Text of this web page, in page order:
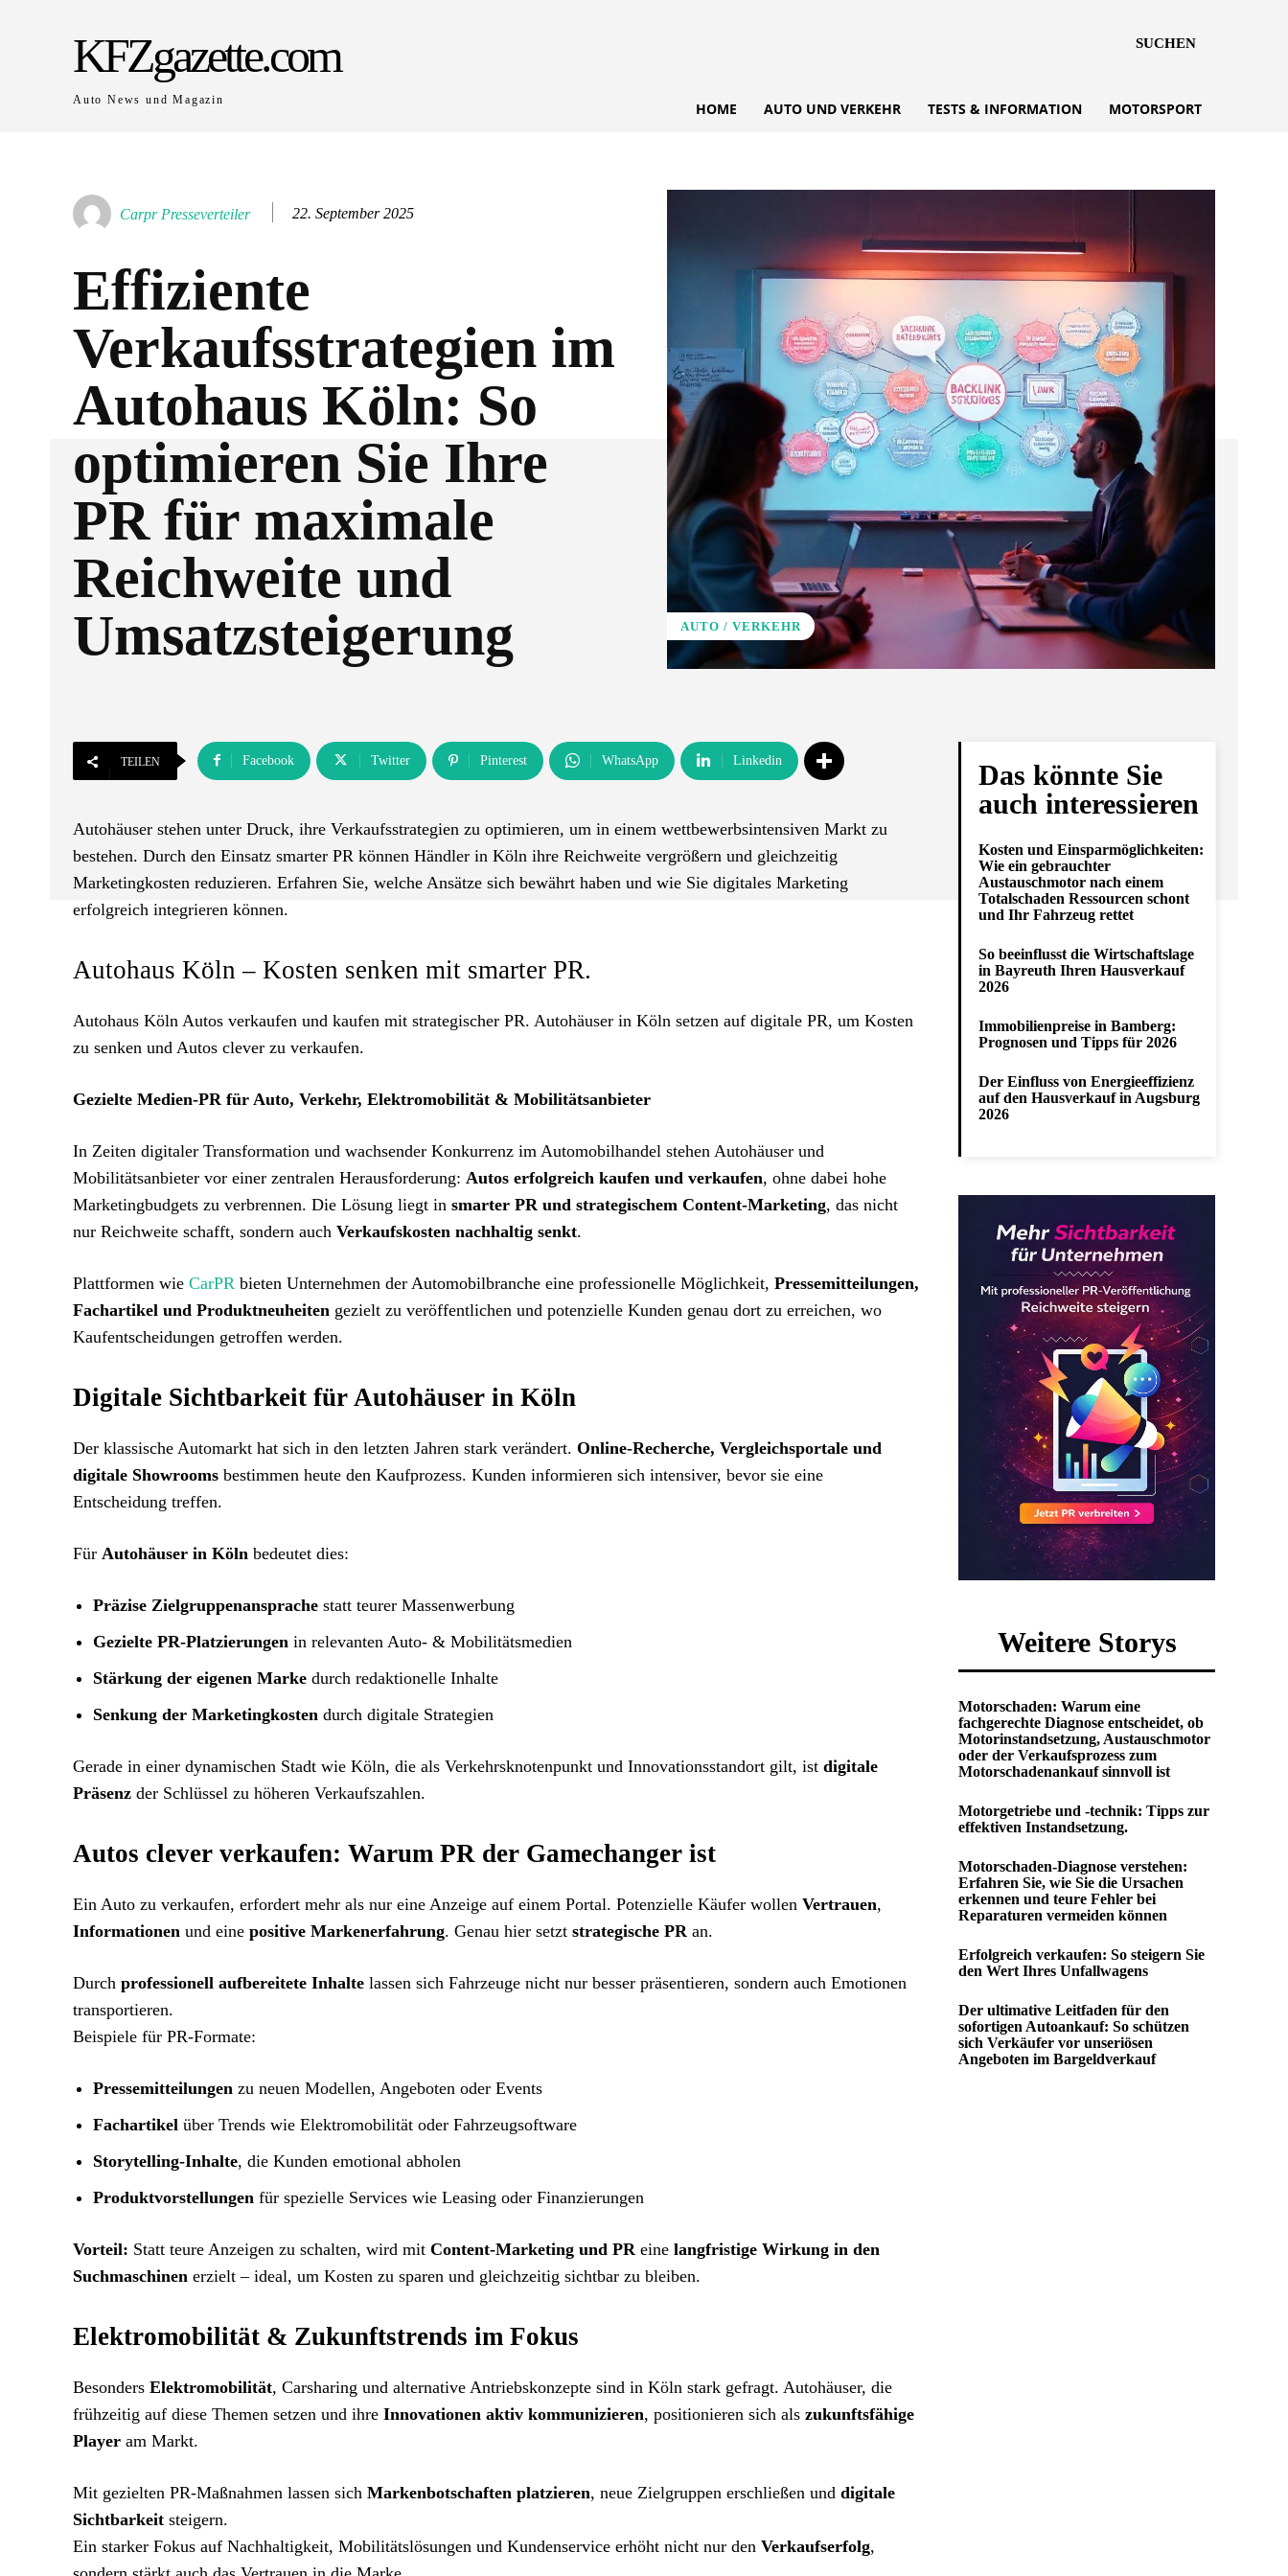
KFZgazette.com
Auto News und Magazin
SUCHEN
HOME AUTO UND VERKEHR TESTS & INFORMATION MOTORSPORT
Carpr Presseverteiler 22. September 2025
Effiziente
Verkaufsstrategien im
Autohaus Köln: So
optimieren Sie Ihre
PR für maximale
Reichweite und
Umsatzsteigerung
AUTO / VERKEHR
TEILEN Facebook Twitter Pinterest WhatsApp Linkedin
Autohäuser stehen unter Druck, ihre Verkaufsstrategien zu optimieren, um in einem wettbewerbsintensiven Markt zu
bestehen. Durch den Einsatz smarter PR können Händler in Köln ihre Reichweite vergrößern und gleichzeitig
Marketingkosten reduzieren. Erfahren Sie, welche Ansätze sich bewährt haben und wie Sie digitales Marketing
erfolgreich integrieren können.
Autohaus Köln – Kosten senken mit smarter PR.
Autohaus Köln Autos verkaufen und kaufen mit strategischer PR. Autohäuser in Köln setzen auf digitale PR, um Kosten
zu senken und Autos clever zu verkaufen.
Gezielte Medien-PR für Auto, Verkehr, Elektromobilität & Mobilitätsanbieter
In Zeiten digitaler Transformation und wachsender Konkurrenz im Automobilhandel stehen Autohäuser und
Mobilitätsanbieter vor einer zentralen Herausforderung: Autos erfolgreich kaufen und verkaufen, ohne dabei hohe
Marketingbudgets zu verbrennen. Die Lösung liegt in smarter PR und strategischem Content-Marketing, das nicht
nur Reichweite schafft, sondern auch Verkaufskosten nachhaltig senkt.
Plattformen wie CarPR bieten Unternehmen der Automobilbranche eine professionelle Möglichkeit, Pressemitteilungen,
Fachartikel und Produktneuheiten gezielt zu veröffentlichen und potenzielle Kunden genau dort zu erreichen, wo
Kaufentscheidungen getroffen werden.
Digitale Sichtbarkeit für Autohäuser in Köln
Der klassische Automarkt hat sich in den letzten Jahren stark verändert. Online-Recherche, Vergleichsportale und
digitale Showrooms bestimmen heute den Kaufprozess. Kunden informieren sich intensiver, bevor sie eine
Entscheidung treffen.
Für Autohäuser in Köln bedeutet dies:
Präzise Zielgruppenansprache statt teurer Massenwerbung
Gezielte PR-Platzierungen in relevanten Auto- & Mobilitätsmedien
Stärkung der eigenen Marke durch redaktionelle Inhalte
Senkung der Marketingkosten durch digitale Strategien
Gerade in einer dynamischen Stadt wie Köln, die als Verkehrsknotenpunkt und Innovationsstandort gilt, ist digitale
Präsenz der Schlüssel zu höheren Verkaufszahlen.
Autos clever verkaufen: Warum PR der Gamechanger ist
Ein Auto zu verkaufen, erfordert mehr als nur eine Anzeige auf einem Portal. Potenzielle Käufer wollen Vertrauen,
Informationen und eine positive Markenerfahrung. Genau hier setzt strategische PRan.
Durch professionell aufbereitete Inhalte lassen sich Fahrzeuge nicht nur besser präsentieren, sondern auch Emotionen
transportieren.
Beispiele für PR-Formate:
Pressemitteilungen zu neuen Modellen, Angeboten oder Events
Fachartikel über Trends wie Elektromobilität oder Fahrzeugsoftware
Storytelling-Inhalte, die Kunden emotional abholen
Produktvorstellungen für spezielle Services wie Leasing oder Finanzierungen
Vorteil: Statt teure Anzeigen zu schalten, wird mit Content-Marketing und PReine langfristige Wirkung in den
Suchmaschinen erzielt – ideal, um Kosten zu sparen und gleichzeitig sichtbar zu bleiben.
Elektromobilität & Zukunftstrends im Fokus
Besonders Elektromobilität, Carsharing und alternative Antriebskonzepte sind in Köln stark gefragt. Autohäuser, die
frühzeitig auf diese Themen setzen und ihre Innovationen aktiv kommunizieren, positionieren sich als zukunftsfähige
Player am Markt.
Mit gezielten PR-Maßnahmen lassen sich Markenbotschaften platzieren, neue Zielgruppen erschließen und digitale
Sichtbarkeit steigern.
Ein starker Fokus auf Nachhaltigkeit, Mobilitätslösungen und Kundenservice erhöht nicht nur den Verkaufserfolg,
Das könnte Sie
auch interessieren
Kosten und Einsparmöglichkeiten:
Wie ein gebrauchter
Austauschmotor nach einem
Totalschaden Ressourcen schont
und Ihr Fahrzeug rettet
So beeinflusst die Wirtschaftslage
in Bayreuth Ihren Hausverkauf
2026
Immobilienpreise in Bamberg:
Prognosen und Tipps für 2026
Der Einfluss von Energieeffizienz
auf den Hausverkauf in Augsburg
2026
Weitere Storys
Motorschaden: Warum eine
fachgerechte Diagnose entscheidet, ob
Motorinstandsetzung, Austauschmotor
oder der Verkaufsprozess zum
Motorschadenankauf sinnvoll ist
Motorgetriebe und -technik: Tipps zur
effektiven Instandsetzung.
Motorschaden-Diagnose verstehen:
Erfahren Sie, wie Sie die Ursachen
erkennen und teure Fehler bei
Reparaturen vermeiden können
Erfolgreich verkaufen: So steigern Sie
den Wert Ihres Unfallwagens
Der ultimative Leitfaden für den
sofortigen Autoankauf: So schützen
sich Verkäufer vor unseriösen
Angeboten im Bargeldverkauf